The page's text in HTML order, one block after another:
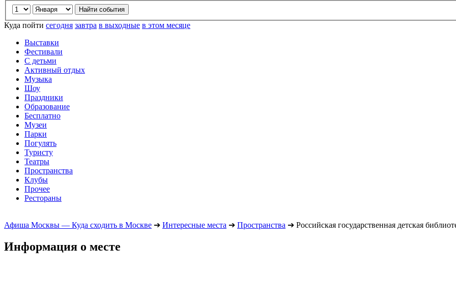
Куда пойти сегодня завтра в выходные в этом месяце
Выставки
Фестивали
С детьми
Активный отдых
Музыка
Шоу
Праздники
Образование
Бесплатно
Музеи
Парки
Погулять
Туристу
Театры
Пространства
Клубы
Прочее
Рестораны
Афиша Москвы — Куда сходить в Москве ➔ Интересные места ➔ Пространства ➔ Российская государственная детская
Информация о месте